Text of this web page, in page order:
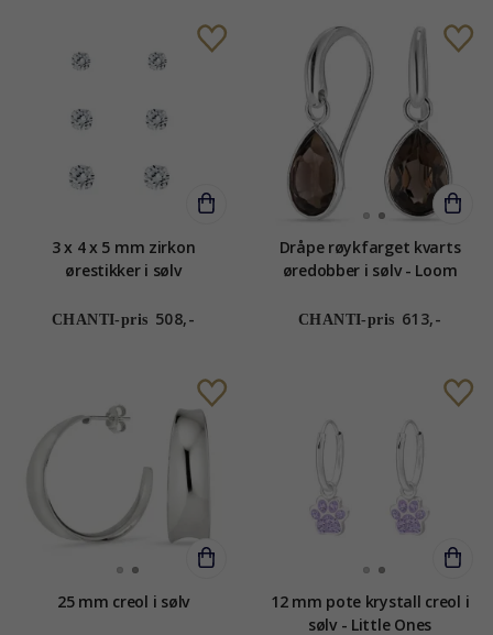
3 x 4 x 5 mm zirkon
ørestikker i sølv
CHANTI-pris 508,-
Dråpe røykfarget kvarts
øredobber i sølv - Loom
CHANTI-pris 613,-
25 mm creol i sølv
12 mm pote krystall creol i
sølv - Little Ones